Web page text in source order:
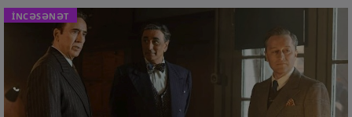
İNCƏSƏNƏT